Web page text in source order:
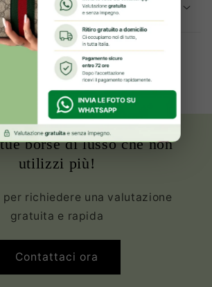
buone?
clienti Soddisfatte ed
della propria borsa
borse di lusso che non
utilizzi più!
richiedere una valutazione
gratuita e rapida
Contattaci ora